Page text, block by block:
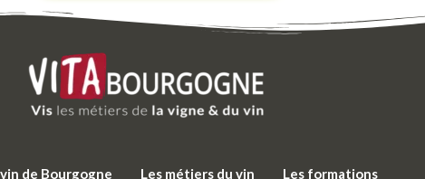
de Bourgogne Les métiers du vin Les formations